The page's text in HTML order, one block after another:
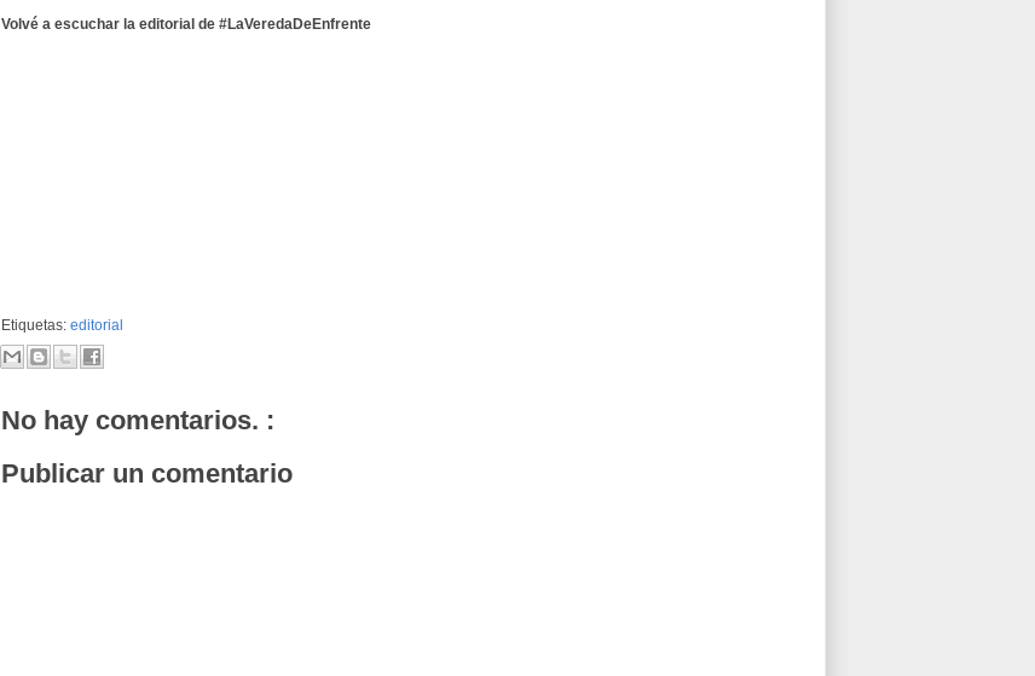
Volvé a escuchar la editorial de #LaVeredaDeEnfrente
Etiquetas: editorial
No hay comentarios. :
Publicar un comentario